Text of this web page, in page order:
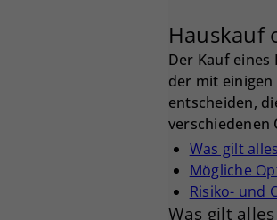
Hauskauf
Der Kauf
der mit
entscheiden,
Was gilt
Mögliche
Risiko- und
Was gilt